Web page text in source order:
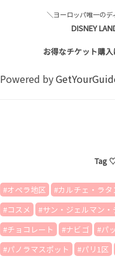
＼ヨーロッパ唯一のデ
DISNEY
お得なチケット購
Powered by
Tag
オペラ地区 カルチェ・ラタ
コスメ
サン・ジェルマン
チョコレート
ナビゴ
パ
パノラマスポット
パリ1区